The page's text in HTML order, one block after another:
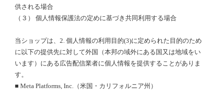
供される場合
（３） 個人情報保護法の定めに基づき共同利用する場合
当ショップは、2. 個人情報の利用目的(3)に定められた目的のため
に以下の提供先に対して外国（本邦の域外にある国又は地域をい
います）にある広告配信業者に個人情報を提供することがありま
す。
■ Meta Platforms, Inc.（米国・カリフォルニア州）